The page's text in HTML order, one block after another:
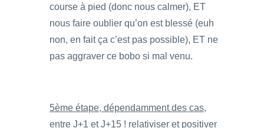
course à pied (donc nous calmer), ET
nous faire oublier qu’on est blessé (euh
non, en fait ça c’est pas possible), ET ne
pas aggraver ce bobo si mal venu.
5ème étape, dépendamment des cas,
entre J+1 et J+15 ! relativiser et positiver